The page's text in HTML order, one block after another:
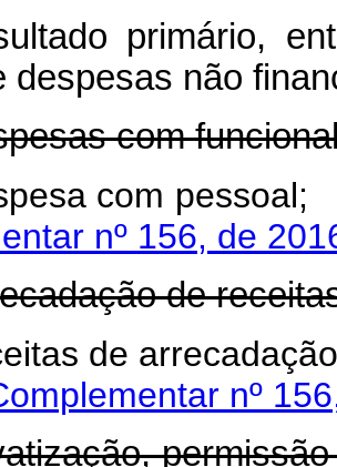
primário,
despesas não
com
com
nº 156, de
de
de
nº